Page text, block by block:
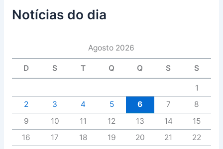
Notícias do dia
Agosto 2026
D S T Q Q S S
1
2
3 4 5 6 7
8
9
10 11 12 13 14
15
16
17 18 19 20 21
22